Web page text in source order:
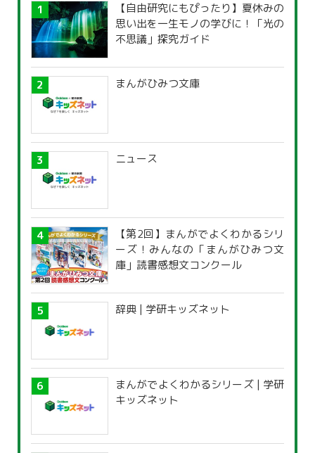
【自由研究にもぴったり】夏休みの
思い出を一生モノの学びに！「光の
不思議」探究ガイド
まんがひみつ文庫
ニュース
【第2回】まんがでよくわかるシリ
ーズ！みんなの「まんがひみつ文
庫」読書感想文コンクール
辞典 | 学研キッズネット
まんがでよくわかるシリーズ | 学研
キッズネット